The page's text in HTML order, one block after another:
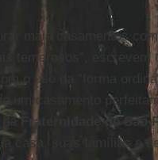
mais casamentos
temerosos”, escrevem
o uso da “forma
um casamento
Fraternidade de São
casa, suas famílias e